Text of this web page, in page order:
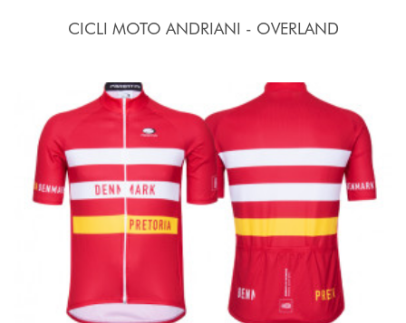
CICLI MOTO ANDRIANI - OVERLAND